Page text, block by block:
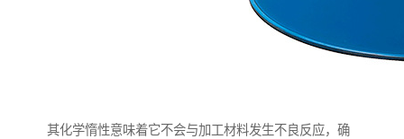
其化学惰性意味着它不会与加工材料发生不良反应，确